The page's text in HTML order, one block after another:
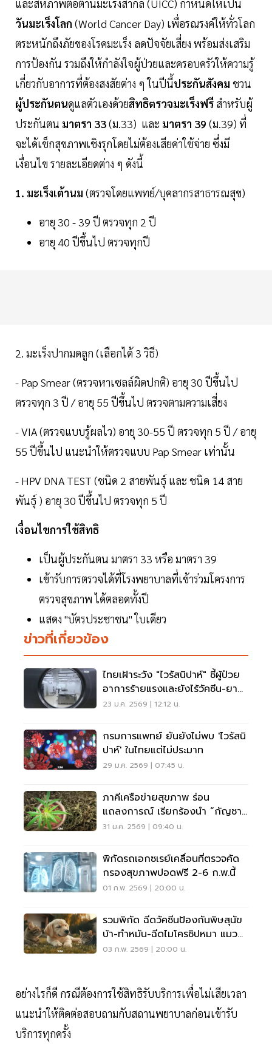
และสหภาพต่อต้านมะเร็งสากล (UICC) กำหนดให้เป็น
วันมะเร็งโลก (World Cancer Day) เพื่อรณรงค์ให้ทั่วโลก
ตระหนักถึงภัยของโรคมะเร็ง ลดปัจจัยเสี่ยง พร้อมส่งเสริม
การป้องกัน รวมถึงให้กำลังใจผู้ป่วยและครอบครัวให้ความรู้
เกี่ยวกับอาการที่ต้องสงสัยต่าง ๆ ในปีนี้ประกันสังคม ชวน
ผู้ประกันตนดูแลตัวเองด้วยสิทธิตรวจมะเร็งฟรี สำหรับผู้
ประกันตน มาตรา 33(ม.33) และ มาตรา 39 (ม.39) ที่
จะได้เช็กสุขภาพเชิงรุกโดยไม่ต้องเสียค่าใช้จ่าย ซึ่งมี
เงื่อนไข รายละเอียดต่าง ๆ ดังนี้
1. มะเร็งเต้านม (ตรวจโดยแพทย์/บุคลากรสาธารณสุข)
อายุ 30 - 39 ปี ตรวจทุก 2 ปี
อายุ 40 ปีขึ้นไป ตรวจทุกปี
2. มะเร็งปากมดลูก (เลือกได้ 3 วิธี)
- Pap Smear (ตรวจหาเซลล์ผิดปกติ) อายุ 30 ปีขึ้นไป
ตรวจทุก 3 ปี / อายุ 55 ปีขึ้นไป ตรวจตามความเสี่ยง
- VIA (ตรวจแบบรู้ผลไว) อายุ 30-55 ปี ตรวจทุก 5 ปี / อายุ
55 ปีขึ้นไป แนะนำให้ตรวจแบบ Pap Smear เท่านั้น
- HPV DNA TEST (ชนิด 2 สายพันธุ์ และ ชนิด 14 สาย
พันธุ์ ) อายุ 30 ปีขึ้นไป ตรวจทุก 5 ปี
เงื่อนไขการใช้สิทธิ
เป็นผู้ประกันตน มาตรา 33 หรือ มาตรา 39
เข้ารับการตรวจได้ที่โรงพยาบาลที่เข้าร่วมโครงการ
ตรวจสุขภาพ ได้ตลอดทั้งปี
แสดง "บัตรประชาชน" ใบเดียว
ข่าวที่เกี่ยวข้อง
ไทยเฝ้าระวัง "ไวรัสนิปาห์" ชี้ผู้ป่วย
อาการร้ายแรงและยังไร้วัคซีน-ยา
รักษา
23 ม.ค. 2569 | 12:12 น.
กรมการแพทย์ ยันยังไม่พบ 'ไวรัสนิ
ปาห์' ในไทยแต่ไม่ประมาท
29 ม.ค. 2569 | 07:45 น.
ภาคีเครือข่ายสุขภาพ ร่อน
แถลงการณ์ เรียกร้องนำ “กัญชา”
กลับสู่บัญชียาเสพติด
31 ม.ค. 2569 | 09:40 น.
พิกัดรถเอกซเรย์เคลื่อนที่ตรวจคัด
กรองสุขภาพปอดฟรี 2-6 ก.พ.นี้
01 ก.พ. 2569 | 20:00 น.
รวมพิกัด ฉีดวัคซีนป้องกันพิษสุนัข
บ้า-ทำหมัน-ฉีดไมโครชิปหมา แมว
ฟรี
03 ก.พ. 2569 | 20:00 น.
อย่างไรก็ดี กรณีต้องการใช้สิทธิรับบริการเพื่อไม่เสียเวลา
แนะนำให้ติดต่อสอบถามกับสถานพยาบาลก่อนเข้ารับ
บริการทุกครั้ง